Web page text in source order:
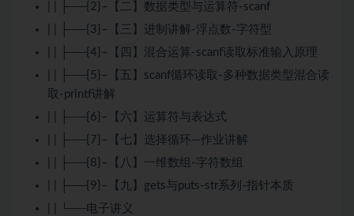
| | ├──{2}–【二】数据类型与运算符-scanf
| | ├──{3}–【三】进制讲解-浮点数-字符型
| | ├──{4}–【四】混合运算-scanf读取标准输入原理
| | ├──{5}–【五】scanf循环读取-多种数据类型混合读
取-printf讲解
| | ├──{6}–【六】运算符与表达式
| | ├──{7}–【七】选择循环—作业讲解
| | ├──{8}–【八】一维数组-字符数组
| | ├──{9}–【九】gets与puts-str系列-指针本质
| | └──电子讲义